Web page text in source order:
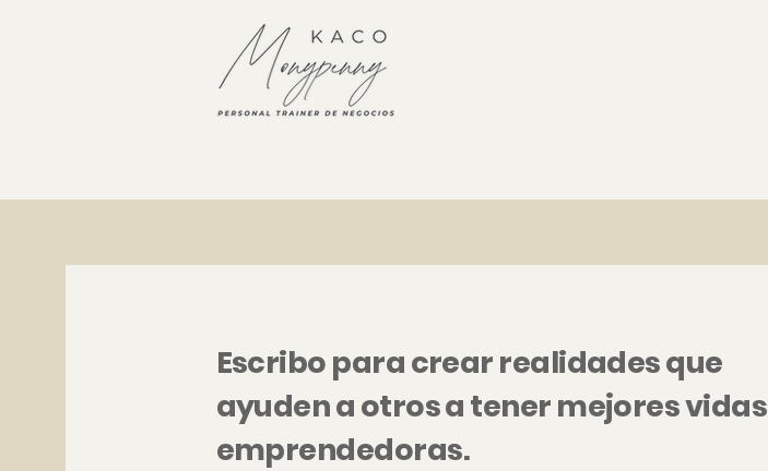
Escribo para crear realidades que
ayuden a otros a tener mejores vidas
emprendedoras.